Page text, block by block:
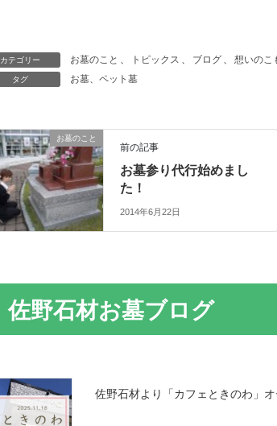
カテゴリー お墓のこと 、 トピックス 、 ブログ 、 想いのこ
タグ お墓、ペット墓
お墓のこと
前の記事
お墓参り代行始めまし
た！
2014年6月22日
佐野石材お墓ブログ
佐野石材より「カフェときのわ」オ